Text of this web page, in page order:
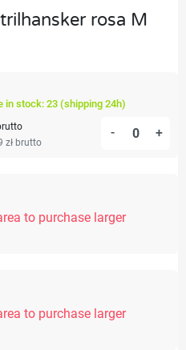
rosa M
in stock: 23 (shipping 24h)
zł brutto
- +
to purchase larger
to purchase larger